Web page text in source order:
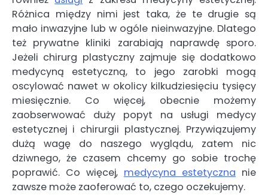
Różnica między nimi jest taka, że te drugie są
mało inwazyjne lub w ogóle nieinwazyjne. Dlatego
też prywatne kliniki zarabiają naprawdę sporo.
Jeżeli chirurg plastyczny zajmuje się dodatkowo
medycyną estetyczną, to jego zarobki mogą
oscylować nawet w okolicy kilkudziesięciu tysięcy
miesięcznie. Co więcej, obecnie możemy
zaobserwować duży popyt na usługi medycy
estetycznej i chirurgii plastycznej. Przywiązujemy
dużą wagę do naszego wyglądu, zatem nic
dziwnego, że czasem chcemy go sobie trochę
poprawić. Co więcej, medycyna estetyczna nie
zawsze może zaoferować to, czego oczekujemy.